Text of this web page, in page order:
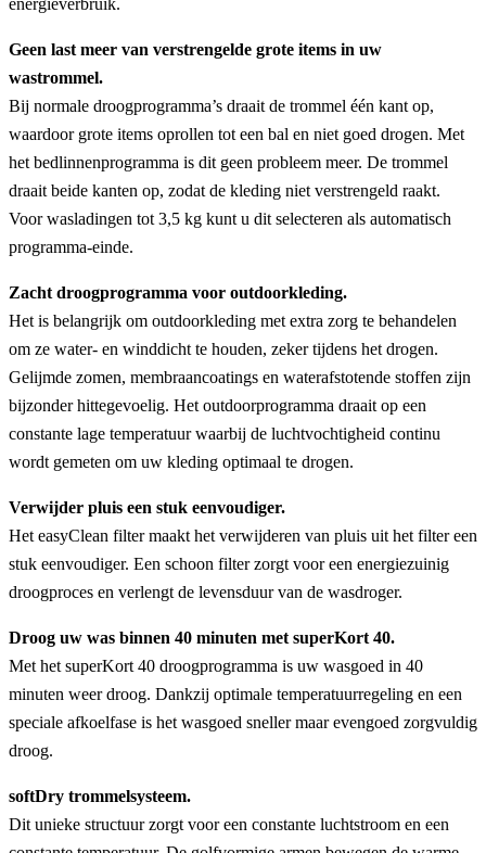
energieverbruik.
Geen last meer van verstrengelde grote items in uw
wastrommel.
Bij normale droogprogramma’s draait de trommel één kant op,
waardoor grote items oprollen tot een bal en niet goed drogen. Met
het bedlinnenprogramma is dit geen probleem meer. De trommel
draait beide kanten op, zodat de kleding niet verstrengeld raakt.
Voor wasladingen tot 3,5 kg kunt u dit selecteren als automatisch
programma-einde.
Zacht droogprogramma voor outdoorkleding.
Het is belangrijk om outdoorkleding met extra zorg te behandelen
om ze water- en winddicht te houden, zeker tijdens het drogen.
Gelijmde zomen, membraancoatings en waterafstotende stoffen zijn
bijzonder hittegevoelig. Het outdoorprogramma draait op een
constante lage temperatuur waarbij de luchtvochtigheid continu
wordt gemeten om uw kleding optimaal te drogen.
Verwijder pluis een stuk eenvoudiger.
Het easyClean filter maakt het verwijderen van pluis uit het filter een
stuk eenvoudiger. Een schoon filter zorgt voor een energiezuinig
droogproces en verlengt de levensduur van de wasdroger.
Droog uw was binnen 40 minuten met superKort 40.
Met het superKort 40 droogprogramma is uw wasgoed in 40
minuten weer droog. Dankzij optimale temperatuurregeling en een
speciale afkoelfase is het wasgoed sneller maar evengoed zorgvuldig
droog.
softDry trommelsysteem.
Dit unieke structuur zorgt voor een constante luchtstroom en een